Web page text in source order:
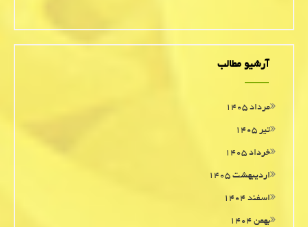
آرشیو مطالب
مرداد ۱۴۰۵
تیر ۱۴۰۵
خرداد ۱۴۰۵
اردیبهشت ۱۴۰۵
اسفند ۱۴۰۴
بهمن ۱۴۰۴